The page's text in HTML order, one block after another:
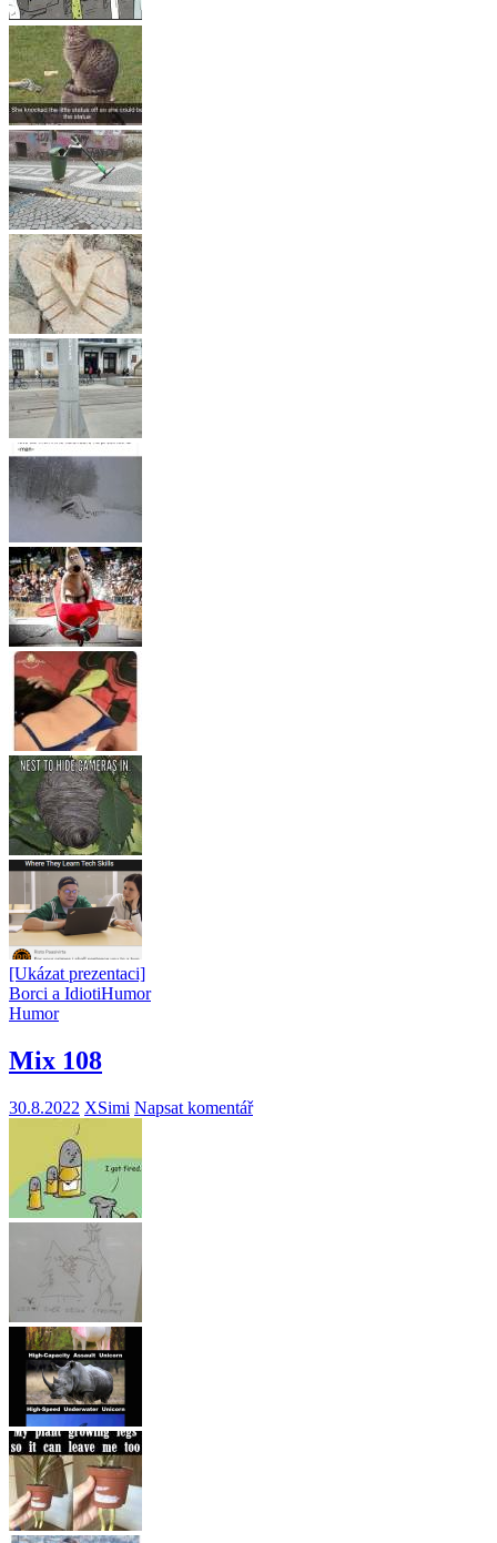
[Ukázat prezentaci]
Borci a IdiotiHumor
Humor
Mix 108
30.8.2022 XSimi Napsat komentář